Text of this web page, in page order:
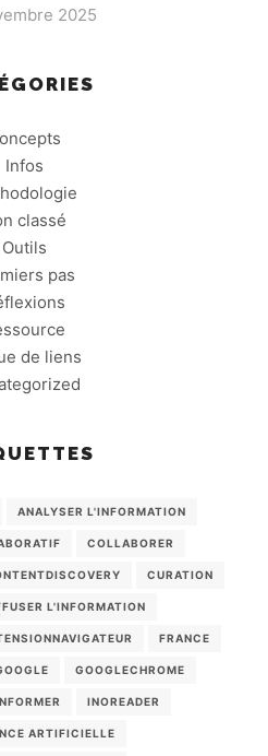
2025
Infos
classé
Outils
pas
de liens
ANALYSER L'INFORMATION
COLLABORER
CURATION
L'INFORMATION
FRANCE
GOOGLECHROME
INOREADER
ARTIFICIELLE